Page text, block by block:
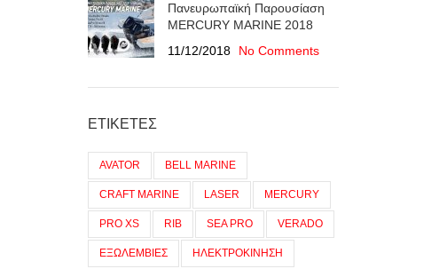
Πανευρωπαϊκή Παρουσίαση
ΜERCURY MARINE 2018
11/12/2018
No Comments
ΕΤΙΚΈΤΕΣ
AVATOR BELL MARINE
CRAFT MARINE LASER MERCURY
PRO XS RIB SEA PRO VERADO
ΕΞΩΛΕΜΒΙΕΣ ΗΛΕΚΤΡΟΚΙΝΗΣΗ